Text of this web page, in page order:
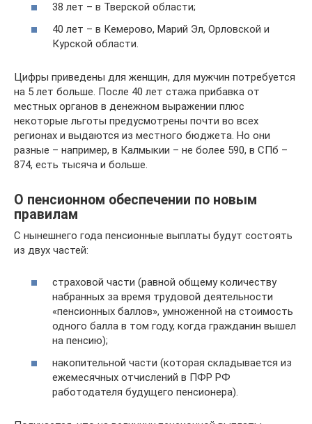
38 лет – в Тверской области;
40 лет – в Кемерово, Марий Эл, Орловской и
Курской области.
Цифры приведены для женщин, для мужчин потребуется
на 5 лет больше. После 40 лет стажа прибавка от
местных органов в денежном выражении плюс
некоторые льготы предусмотрены почти во всех
регионах и выдаются из местного бюджета. Но они
разные – например, в Калмыкии – не более 590, в СПб –
874, есть тысяча и больше.
О пенсионном обеспечении по новым
правилам
С нынешнего года пенсионные выплаты будут состоять
из двух частей:
страховой части (равной общему количеству
набранных за время трудовой деятельности
«пенсионных баллов», умноженной на стоимость
одного балла в том году, когда гражданин вышел
на пенсию);
накопительной части (которая складывается из
ежемесячных отчислений в ПФР РФ
работодателя будущего пенсионера).